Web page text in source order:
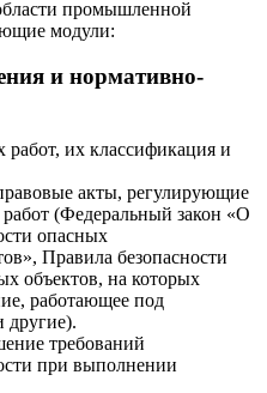
промышленной
модули:
и нормативно-
работ, их классификация и
акты, регулирующие
(Федеральный закон «О
опасных
Правила безопасности
объектов, на которых
работающее под
другие).
требований
при выполнении